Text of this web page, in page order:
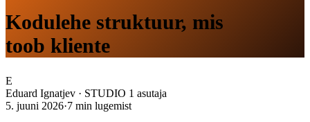
Kodulehe struktuur, mis
toob kliente
E
Eduard Ignatjev · STUDIO 1 asutaja
5. juuni 2026·7 min lugemist